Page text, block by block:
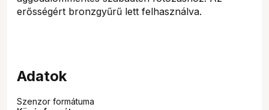
erősségért bronzgyűrű lett felhasználva.
Adatok
Szenzor formátuma